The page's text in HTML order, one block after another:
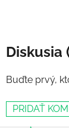
Diskusia
Buďte prvý,
PRIDAŤ